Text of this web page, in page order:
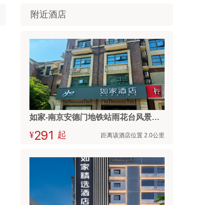
附近酒店
如家-南京安德门地铁站雨花台风景区店
¥ 起 距离该酒店位置 2.0公里